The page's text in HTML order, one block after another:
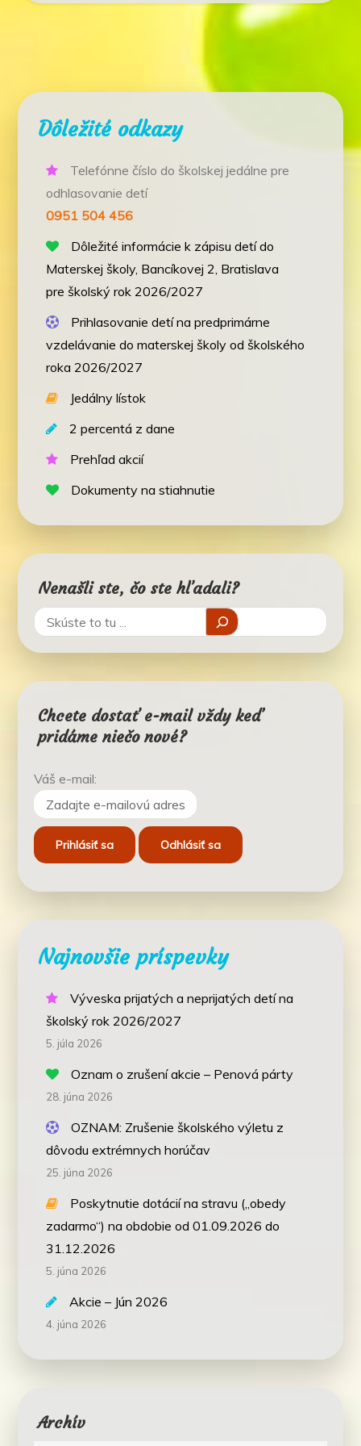
Dôležité odkazy
Telefónne číslo do školskej jedálne pre
odhlasovanie detí
0951 504 456
Dôležité informácie k zápisu detí do
Materskej školy, Bancíkovej 2, Bratislava
pre školský rok 2026/2027
Prihlasovanie detí na predprimárne
vzdelávanie do materskej školy od školského
roka 2026/2027
Jedálny lístok
2 percentá z dane
Prehľad akcií
Dokumenty na stiahnutie
Nenašli ste, čo ste hľadali?
Chcete dostať e-mail vždy keď
pridáme niečo nové?
Váš e-mail:
Najnovšie príspevky
Výveska prijatých a neprijatých detí na
školský rok 2026/2027
5. júla 2026
Oznam o zrušení akcie – Penová párty
28. júna 2026
OZNAM: Zrušenie školského výletu z
dôvodu extrémnych horúčav
25. júna 2026
Poskytnutie dotácií na stravu („obedy
zadarmo“) na obdobie od 01.09.2026 do
31.12.2026
5. júna 2026
Akcie – Jún 2026
4. júna 2026
Archív